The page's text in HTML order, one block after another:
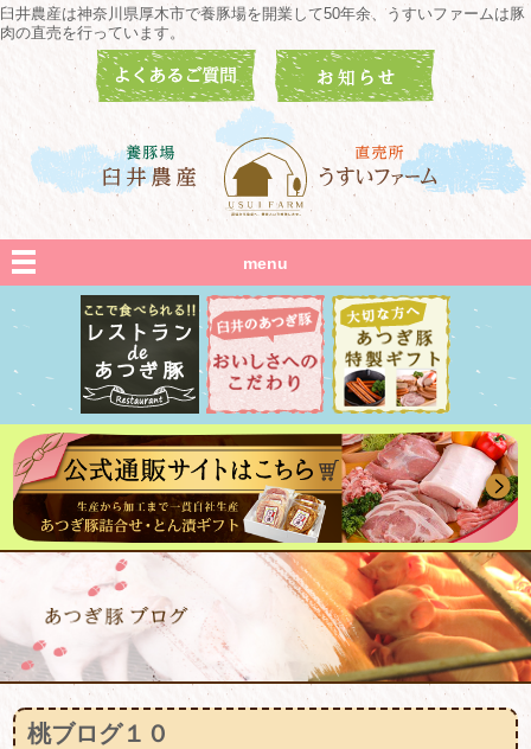
臼井農産は神奈川県厚木市で養豚場を開業して50年余、うすいファームは豚
肉の直売を行っています。
menu
桃ブログ１０